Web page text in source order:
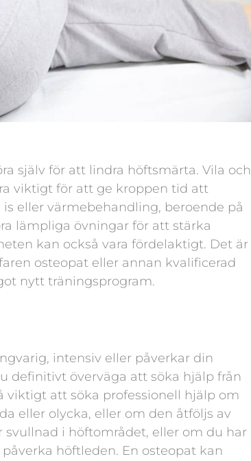
själv för att lindra höftsmärta. Vila och
viktigt för att ge kroppen tid att
eller värmebehandling, beroende på
lämpliga övningar för att stärka
kan också vara fördelaktigt. Det är
osteopat eller annan kvalificerad
nytt träningsprogram.
intensiv eller påverkar din
definitivt överväga att söka hjälp från
viktigt att söka professionell hjälp om
eller olycka, eller om den åtföljs av
i höftområdet, eller om du har
höftleden. En osteopat kan